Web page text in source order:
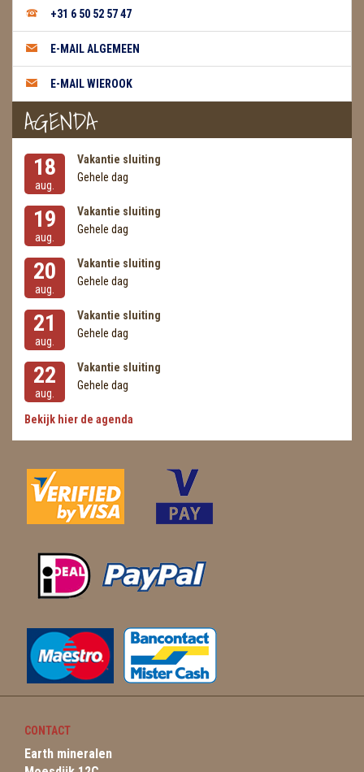
WIEROOK NAG CHAMPA / SATYA
OLIE
WIEROOK HUTTEN & PLANKJES
ZAKJES WATER ELIXERS
+31 6 50 52 57 47
E-MAIL ALGEMEEN
E-MAIL WIEROOK
AGENDA
18
aug.
Vakantie sluiting
Gehele dag
19
aug.
Vakantie sluiting
Gehele dag
20
aug.
Vakantie sluiting
Gehele dag
21
aug.
Vakantie sluiting
Gehele dag
22
aug.
Vakantie sluiting
Gehele dag
Bekijk hier de agenda
CONTACT
Earth mineralen